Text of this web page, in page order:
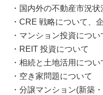
・国内外の不動産市況
・CRE 戦略について、
・マンション投資につい
・REIT 投資について
・相続と土地活用につい
・空き家問題について
・分譲マンション(新築